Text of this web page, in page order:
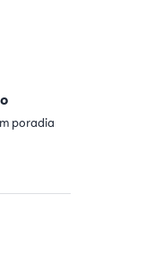
poradia